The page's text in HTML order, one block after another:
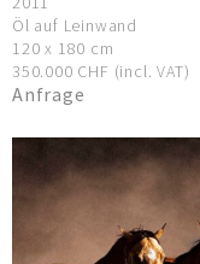
Öl auf Leinwand
120 x 180 cm
350.000 CHF (incl. VAT)
Anfrage